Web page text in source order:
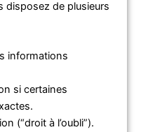
disposez de plusieurs
informations
si certaines
(“droit à l’oubli”).